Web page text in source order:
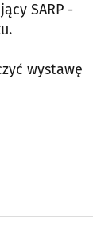
SARP -
wystawę